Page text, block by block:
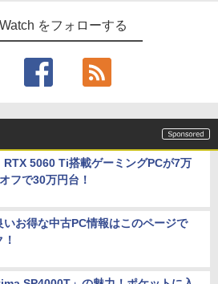
をフォローする
RTX 5060 Ti搭載ゲーミングPCが7万
フで30万円台！
いお得な中古PC情報はこのページで